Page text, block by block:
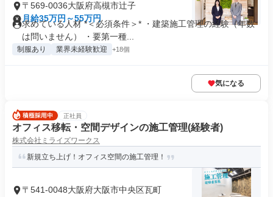
〒569-0036大阪府高槻市辻子
月給35万円～55万円
求めている人材 *＜必須条件＞* ・建築施工管理の経験（年数
は問いません） ・要第一種...
制服あり 業界未経験歓迎 +18個
気になる
正社員
オフィス移転・空間デザインの施工管理(経験者)
株式会社ミライズワークス
新規立ち上げ！オフィス空間の施工管理！
〒541-0048大阪府大阪市中央区瓦町